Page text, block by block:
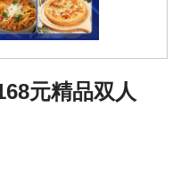
元精品双人